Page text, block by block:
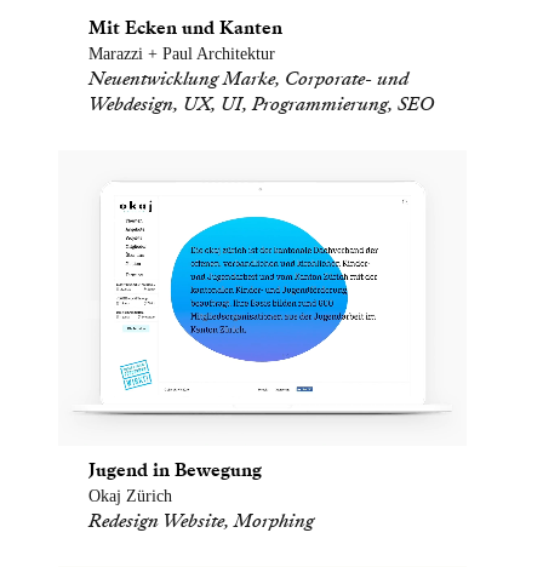
Mit Ecken und Kanten
Marazzi + Paul Architektur
Neuentwicklung Marke, Corporate- und
Webdesign, UX, UI, Programmierung, SEO
Jugend in Bewegung
Okaj Zürich
Redesign Website, Morphing